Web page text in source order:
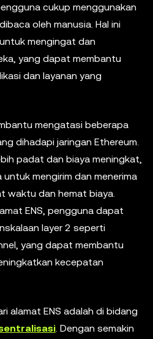
cukup menggunakan
oleh manusia. Hal ini
mengingat dan
yang dapat membantu
dan layanan yang
mengatasi beberapa
dihadapi jaringan Ethereum.
padat dan biaya meningkat,
mengirim dan menerima
waktu dan hemat biaya.
ENS, pengguna dapat
layer 2 seperti
yang dapat membantu
kecepatan
alamat ENS adalah di bidang
. Dengan semakin